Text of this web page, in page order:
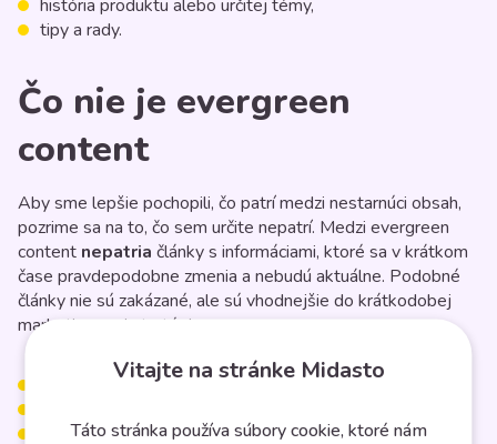
história produktu alebo určitej témy,
tipy a rady.
Čo nie je evergreen
content
Aby sme lepšie pochopili, čo patrí medzi nestarnúci obsah,
pozrime sa na to, čo sem určite nepatrí. Medzi evergreen
content nepatria články s informáciami, ktoré sa v krátkom
čase pravdepodobne zmenia a nebudú aktuálne. Podobné
články nie sú zakázané, ale sú vhodnejšie do krátkodobej
marketingovej stratégie.
Štatistiky a správy,
aktuálne trendy vo svete,
Vitajte na stránke Midasto
Táto stránka používa súbory cookie, ktoré nám